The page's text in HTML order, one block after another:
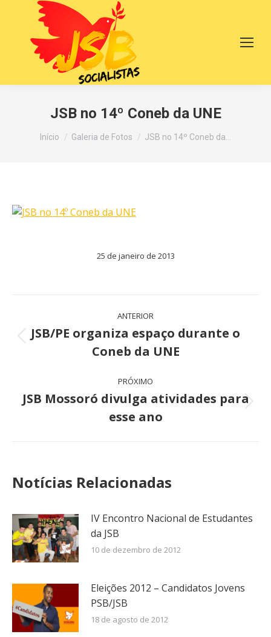
JSB no 14º Coneb da UNE
Você está aqui:
Início Galeria de Fotos JSB no 14º Coneb da…
25 de janeiro de 2013
Navegação
de
ANTERIOR
Post
anterior:
JSB/PE organiza espaço durante o
Coneb da UNE
PRÓXIMO
Próximo
post:
JSB Mossoró divulga atividades para
esse ano
Notícias Relacionadas
IV Encontro Nacional de Estudantes
da JSB
10 de dezembro de 2012
Eleições 2012 – Candidatos Jovens
PSB/JSB
18 de agosto de 2012